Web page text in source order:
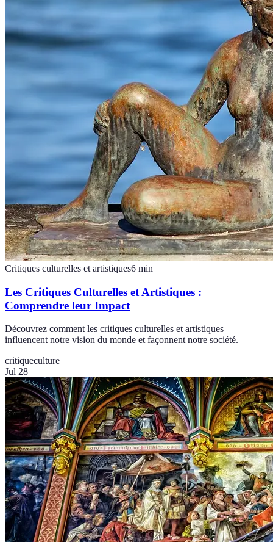
Critiques culturelles et artistiques6 min
Les Critiques Culturelles et Artistiques :
Comprendre leur Impact
Découvrez comment les critiques culturelles et artistiques
influencent notre vision du monde et façonnent notre société.
critiqueculture
Jul 28